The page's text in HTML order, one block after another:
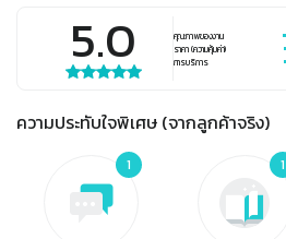
5.0 คุณภาพของงาน
ราคา (ความคุ้มค่า)
การบริการ
ความประทับใจพิเศษ (จากลูกค้าจริง)
1 1